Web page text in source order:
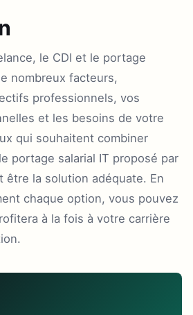
le CDI et le portage
nombreux facteurs,
professionnels, vos
et les besoins de votre
qui souhaitent combiner
portage salarial IT proposé par
être la solution adéquate. En
chaque option, vous pouvez
à la fois à votre carrière